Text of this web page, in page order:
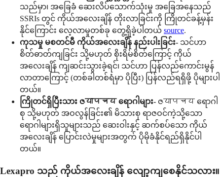
သည်မှာ၊ အခြေခံ ဆေးလိပ်သောက်သုံးမှု အခြေအနေသည်
SSRIs တွင် ကိုယ်အလေးချိန် တိုးလာခြင်းကို ကြိုတင်ခန့်မှန်း
နိုင်ကြောင်း လေ့လာမှုတစ်ခု တွေ့ရှိခဲ့ပါတယ် source.
ကုသမှု မစတင်မီ ကိုယ်အလေးချိန် နည်းပါးခြင်း- သင်ဟာ
စိတ်ဓာတ်ကျခြင်း သို့မဟုတ် စိုးရိမ်စိတ်ကြောင့် ကိုယ်
အလေးချိန် ကျဆင်းသွားခဲ့ရင်၊ သင်ဟာ ပြန်လည်ကောင်းမွန်
လာတာကြောင့် (တစ်ခါတစ်ရံမှာ ပိုပြီး) ပြန်လည်ရရှိဖို့ ပိုများပါ
တယ်။
ကြိုတင်ရှိပြီးသား ဇयापचय ရောဂါများ- ဇयापचय ရောဂါ
စု သို့မဟုတ် အဝလွန်ခြင်း၏ မိသားစု ရာဇဝင်ကဲ့သို့သော
ရောဂါများရှိသူများသည် ဆေးဝါးနှင့် ဆက်စပ်သော ကိုယ်
အလေးချိန် ပြောင်းလဲမှုများအတွက် ပိုမိုခံနိုင်ရည်ရှိနိုင်ပါ
တယ်။
Lexapro သည် ကိုယ်အလေးချိန် လျော့ကျစေနိုင်သလား။